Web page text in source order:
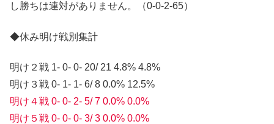
し勝ちは連対がありません。（0-0-2-65）
◆休み明け戦別集計
明け２戦 1- 0- 0- 20/ 21 4.8% 4.8%
明け３戦 0- 1- 1- 6/ 8 0.0% 12.5%
明け４戦 0- 0- 2- 5/ 7 0.0% 0.0%
明け５戦 0- 0- 0- 3/ 3 0.0% 0.0%